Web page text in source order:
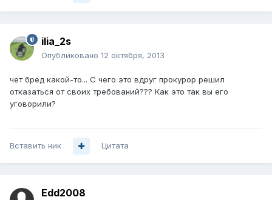
ilia_2s
Опубликовано 12 октября, 2013
чет бред какой-то... С чего это вдруг прокурор решил
отказаться от своих требований??? Как это так вы его
уговорили?
Вставить ник Цитата
Edd2008